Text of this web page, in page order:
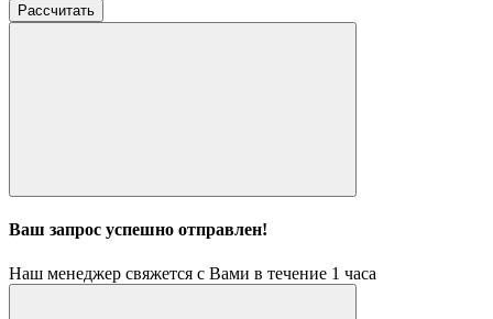
Рассчитать
Ваш запрос успешно отправлен!
Наш менеджер свяжется с Вами в течение 1 часа